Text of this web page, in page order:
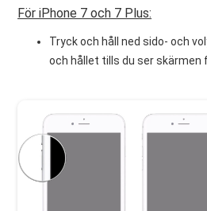
För iPhone 7 och 7 Plus:
Tryck och håll ned sido- och
och hållet tills du ser